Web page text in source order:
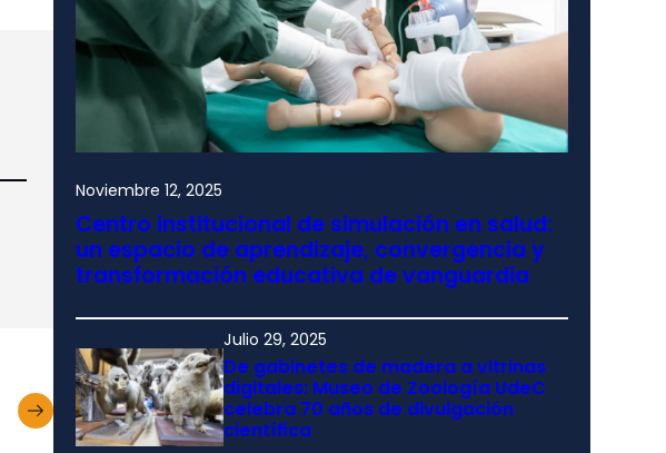
Noviembre 12, 2025
Centro institucional de simulación en salud:
un espacio de aprendizaje, convergencia y
transformación educativa de vanguardia
Julio 29, 2025
De gabinetes de madera a vitrinas
digitales: Museo de Zoología UdeC
celebra 70 años de divulgación
científica